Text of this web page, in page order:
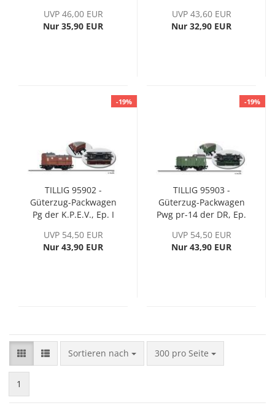
Ammendorf“,
eingestellt bei der
UVP 46,00 EUR
Nur 35,90 EUR
DRG
UVP 43,60 EUR
Nur 32,90 EUR
-19%
TILLIG 95902 -
Güterzug-Packwagen
Pg der K.P.E.V., Ep. I
UVP 54,50 EUR
Nur 43,90 EUR
-19%
TILLIG 95903 -
Güterzug-Packwagen
Pwg pr-14 der DR, Ep.
UVP 54,50 EUR
Nur 43,90 EUR
Sortieren nach
Sortieren nach 300 pro Seite
pro Seite
1